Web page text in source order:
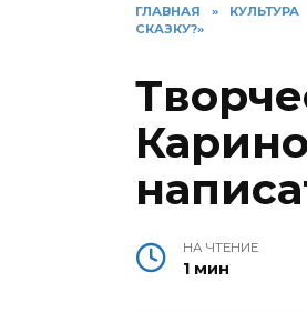
ГЛАВНАЯ » КУЛЬТУРА
СКАЗКУ?»
НА ЧТЕНИЕ
1 мин